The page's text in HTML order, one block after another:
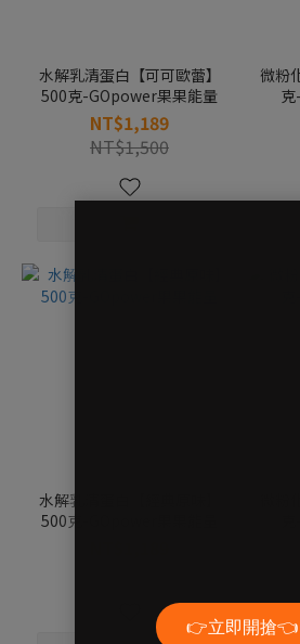
水解乳清蛋白【可可歐蕾】
500克-GOpower果果能量
NT$1,189
NT$1,500
微粉
水解乳清蛋白【經典原味】
500克-GOpower果果能量
微